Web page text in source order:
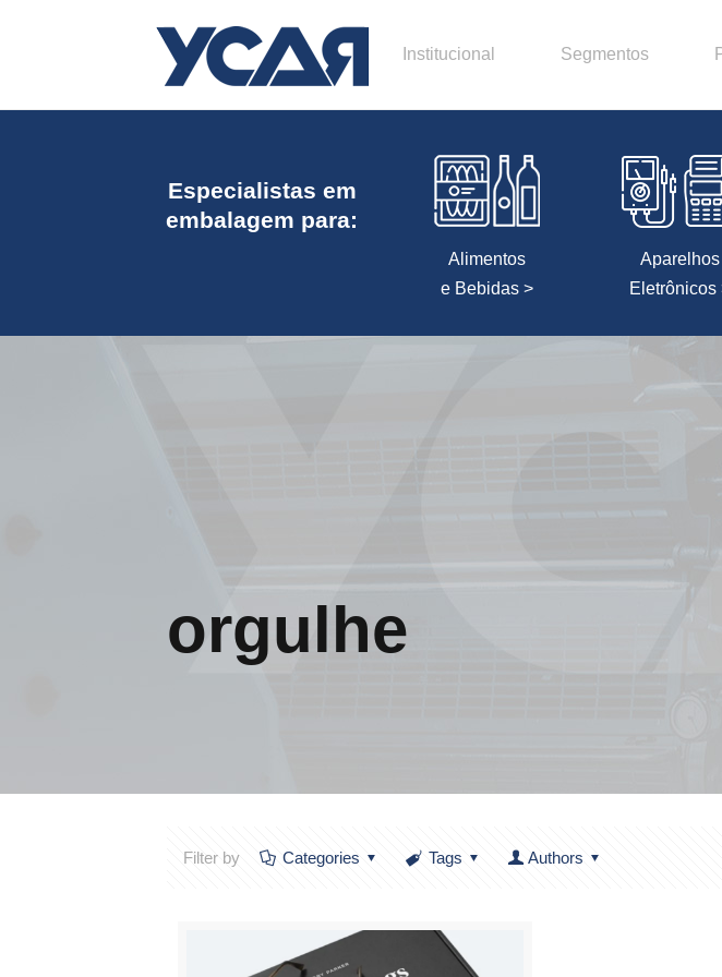
Institucional Segmentos
Especialistas em
embalagem para:
Alimentos
e Bebidas >
Aparelhos
Eletrônicos
orgulhe
Filter by Categories Tags Authors